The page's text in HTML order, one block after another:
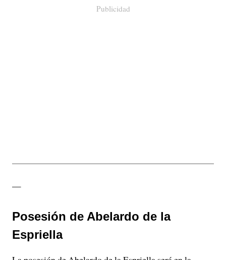
Publicidad
—
Posesión de Abelardo de la
Espriella